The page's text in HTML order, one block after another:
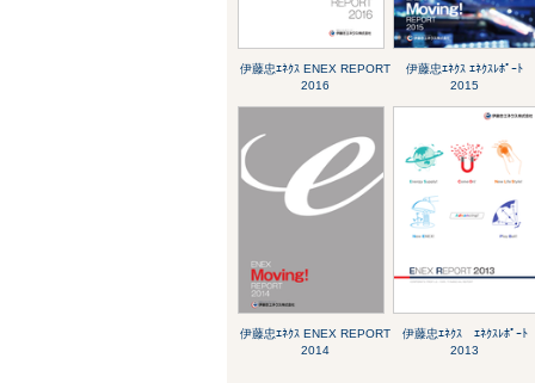
伊藤忠ｴﾈｸｽ ENEX REPORT
2016
伊藤忠ｴﾈｸｽ ｴﾈｸｽﾚﾎﾟｰﾄ
2015
伊藤忠ｴﾈｸｽ ENEX REPORT
2014
伊藤忠ｴﾈｸｽ ｴﾈｸｽﾚﾎﾟｰﾄ
2013